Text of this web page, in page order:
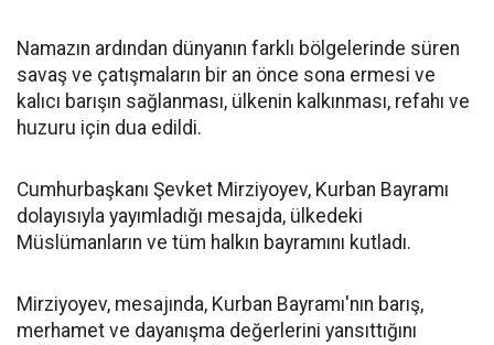
Namazın ardından dünyanın farklı bölgelerinde süren
savaş ve çatışmaların bir an önce sona ermesi ve
kalıcı barışın sağlanması, ülkenin kalkınması, refahı ve
huzuru için dua edildi.
Cumhurbaşkanı Şevket Mirziyoyev, Kurban Bayramı
dolayısıyla yayımladığı mesajda, ülkedeki
Müslümanların ve tüm halkın bayramını kutladı.
Mirziyoyev, mesajında, Kurban Bayramı'nın barış,
merhamet ve dayanışma değerlerini yansıttığını